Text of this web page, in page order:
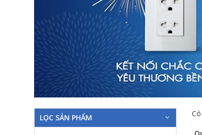
Có
LỌC SẢN PHẨM